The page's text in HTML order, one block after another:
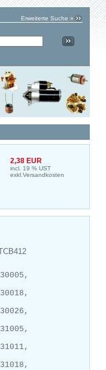
Erweiterte Suche »
2,38 EUR
incl. 19 % UST
exkl. Versandkosten